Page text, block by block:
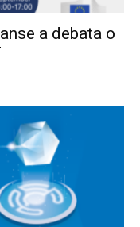
a debata o